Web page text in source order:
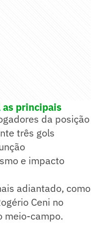
as principais
da posição
três gols
e impacto
adiantado, como
Ceni no
meio-campo.